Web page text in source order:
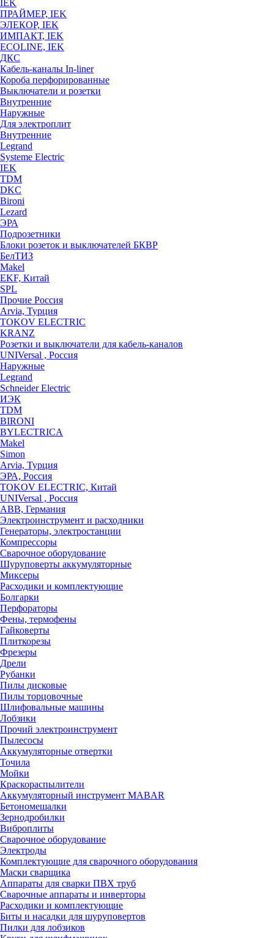
IEK
ПРАЙМЕР, IEK
ЭЛЕКОР, IEK
ИМПАКТ, IEK
ECOLINE, IEK
ДКС
Кабель-каналы In-liner
Короба перфорированные
Выключатели и розетки
Внутренние
Наружные
Для электроплит
Внутренние
Legrand
Systeme Electric
IEK
TDM
DKC
Bironi
Lezard
ЭРА
Подрозетники
Блоки розеток и выключателей БКВР
БелТИЗ
Makel
EKF, Китай
SPL
Прочие Россия
Arvia, Турция
TOKOV ELECTRIC
KRANZ
Розетки и выключатели для кабель-каналов
UNIVersal , Россия
Наружные
Legrand
Schneider Electric
ИЭК
TDM
BIRONI
BYLECTRICA
Makel
Simon
Arvia, Турция
ЭРА, Россия
TOKOV ELECTRIC, Китай
UNIVersal , Россия
ABB, Германия
Электроинструмент и расходники
Генераторы, электростанции
Компрессоры
Сварочное оборудование
Шуруповерты аккумуляторные
Миксеры
Расходики и комплектующие
Болгарки
Перфораторы
Фены, термофены
Гайковерты
Плиткорезы
Фрезеры
Дрели
Рубанки
Пилы дисковые
Пилы торцовочные
Шлифовальные машины
Лобзики
Прочий электроинструмент
Пылесосы
Аккумуляторные отвертки
Точила
Мойки
Краскораспылители
Аккумуляторный инструмент MABAR
Бетономешалки
Зернодробилки
Виброплиты
Сварочное оборудование
Электроды
Комплектующие для сварочного оборудования
Маски сварщика
Аппараты для сварки ПВХ труб
Сварочные аппараты и инверторы
Расходики и комплектующие
Биты и насадки для шуруповертов
Пилки для лобзиков